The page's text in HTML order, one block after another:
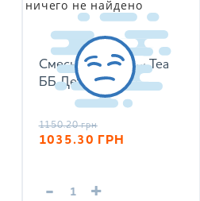
ничего не найдено
Смесь чаев Kusmi Tea
ББ Детокс 100 г
1150.20 грн
1035.30 ГРН
- +